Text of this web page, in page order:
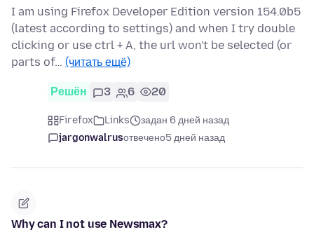
I am using Firefox Developer Edition version 154.0b5
(latest according to settings) and when I try double
clicking or use ctrl + A, the url won't be selected (or
parts of… (читать ещё)
Решён 3 6 20
Firefox Links
задан 6 дней назад
jargonwalrusотвечено5 дней назад
Why can I not use Newsmax?